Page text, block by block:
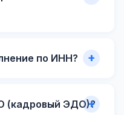
по ИНН?
(кадровый ЭДО)?